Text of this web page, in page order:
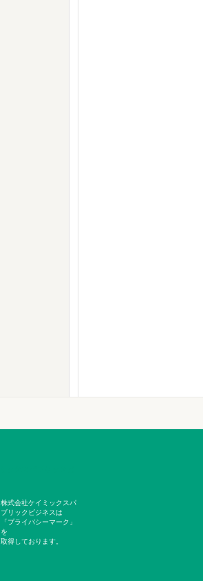
株式会社ケイミックスパ
ブリックビジネスは
「プライバシーマーク」
を
取得しております。